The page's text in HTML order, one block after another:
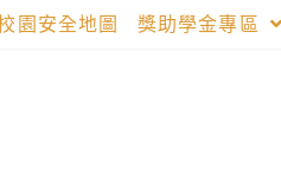
園安全地圖 獎助學金專區